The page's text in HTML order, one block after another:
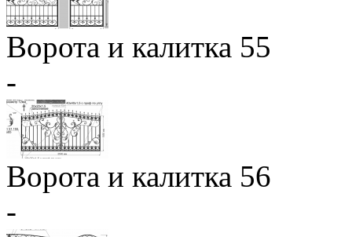
Ворота и калитка 55
-
Ворота и калитка 56
-